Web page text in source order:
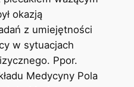
okazją
z umiejętności
w sytuacjach
Ppor.
Medycyny Pola